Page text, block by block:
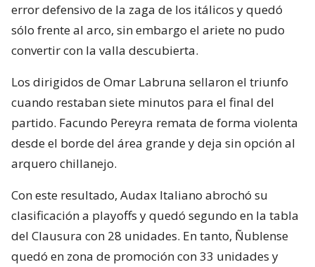
error defensivo de la zaga de los itálicos y quedó
sólo frente al arco, sin embargo el ariete no pudo
convertir con la valla descubierta.
Los dirigidos de Omar Labruna sellaron el triunfo
cuando restaban siete minutos para el final del
partido. Facundo Pereyra remata de forma violenta
desde el borde del área grande y deja sin opción al
arquero chillanejo.
Con este resultado, Audax Italiano abrochó su
clasificación a playoffs y quedó segundo en la tabla
del Clausura con 28 unidades. En tanto, Ñublense
quedó en zona de promoción con 33 unidades y